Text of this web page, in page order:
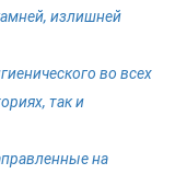
излишней
во всех
так и
на